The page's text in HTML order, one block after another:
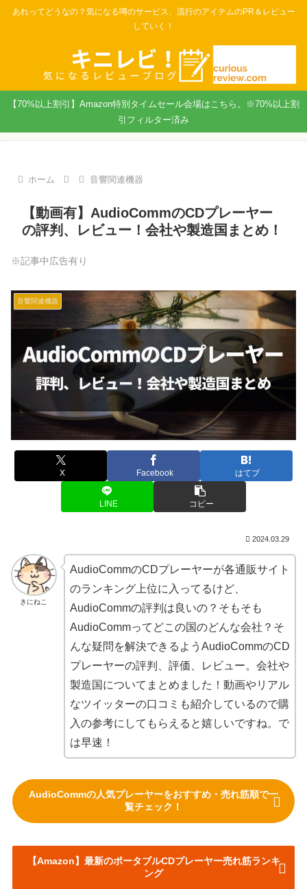
あれってどうなの？気になる噂のサービス、流行のアイテムのPR＆レビュー
していく！
【70%以上割引】Amazon特別タイムセール会場はこちら。※70%以上割
引フィルター済み
ホーム 音響関連機器
【動画有】AudioCommのCDプレーヤー
の評判、レビュー！会社や製造国まとめ！
※記事中広告有り
音響関連機器
X Facebook はてブ
LINE コピー
2024.03.29
きにねこ
AudioCommのCDプレーヤーが各通販サイト
のランキング上位に入ってるけど、
AudioCommの評判は良いの？そもそも
AudioCommってどこの国のどんな会社？そ
んな疑問を解決できるようAudioCommのCD
プレーヤーの評判、評価、レビュー。会社や
製造国についてまとめました！動画やリアル
なツイッターの口コミも紹介しているので購
入の参考にしてもらえると嬉しいですね。で
は早速！
AudioCommの人気プレーヤーをおすすめ・売れ筋順で一
覧チェック！
【Amazon】最新のポータブルCDプレーヤー売れ筋ランキ
ング